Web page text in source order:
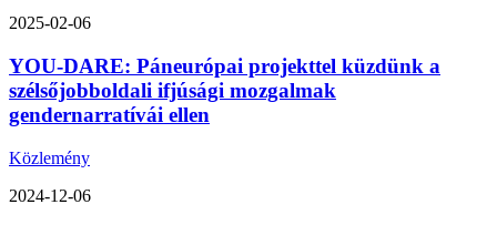
2025-02-06
YOU-DARE: Páneurópai projekttel küzdünk a
szélsőjobboldali ifjúsági mozgalmak
gendernarratívái ellen
Közlemény
2024-12-06